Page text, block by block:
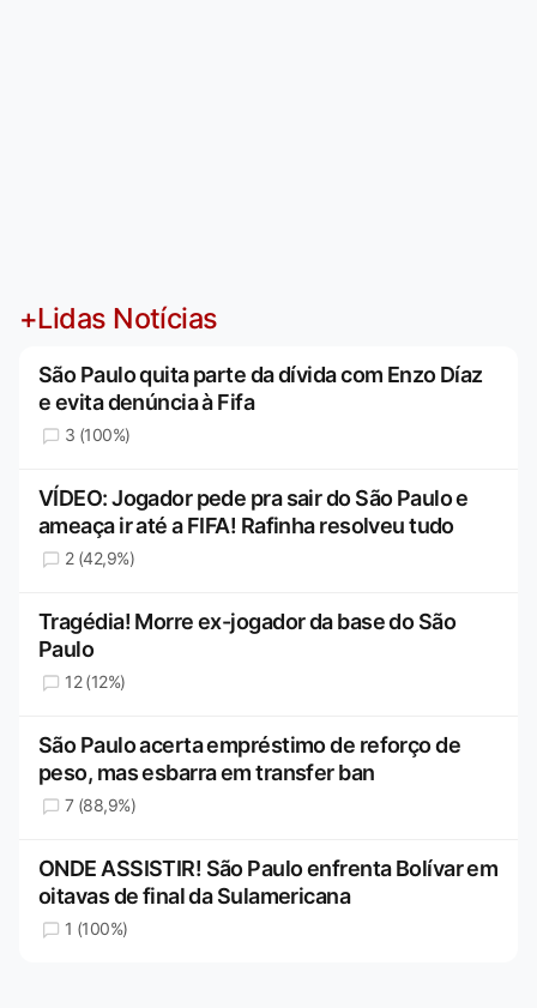
+Lidas Notícias
São Paulo quita parte da dívida com Enzo Díaz
e evita denúncia à Fifa
3 (100%)
VÍDEO: Jogador pede pra sair do São Paulo e
ameaça ir até a FIFA! Rafinha resolveu tudo
2 (42,9%)
Tragédia! Morre ex-jogador da base do São
Paulo
12 (12%)
São Paulo acerta empréstimo de reforço de
peso, mas esbarra em transfer ban
7 (88,9%)
ONDE ASSISTIR! São Paulo enfrenta Bolívar em
oitavas de final da Sulamericana
1 (100%)